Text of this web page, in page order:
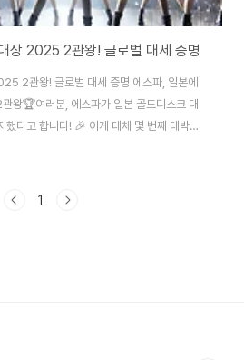
상 2025 2관왕! 글로벌 대세 증명
2관왕! 글로벌 대세 증명 에스파, 일본에
왕🏆여러분, 에스파가 일본 골드디스크 대
다고 합니다! 🎉 이게 대체 몇 번째 대박입
난 활약을 했는데, 2025년 들어서도 이 기
대세임을 다시 한 번 증명했습니다.에스파
1